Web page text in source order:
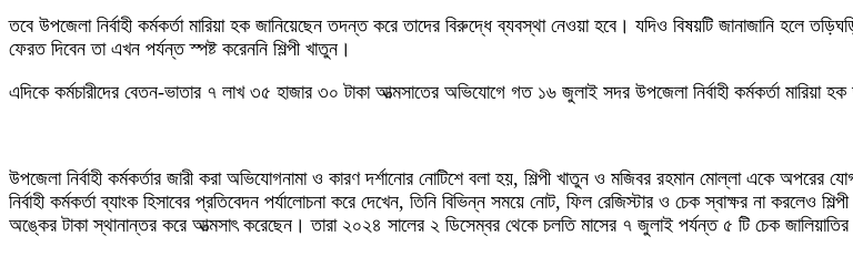
তবে উপজেলা নির্বাহী কর্মকর্তা মারিয়া হক জানিয়েছেন তদন্ত করে তাদের বিরুদ্ধে ব্যবস্থা নেওয়া হবে। যদিও বিষয়টি জানাজানি হলে
ফেরত দিবেন তা এখন পর্যন্ত স্পষ্ট করেননি শিল্পী খাতুন।
এদিকে কর্মচারীদের বেতন-ভাতার ৭ লাখ ৩৫ হাজার ৩০ টাকা আত্মসাতের অভিযোগে গত ১৬ জুলাই সদর উপজেলা নির্বাহী কর্মকর্তা
উপজেলা নির্বাহী কর্মকর্তার জারী করা অভিযোগনামা ও কারণ দর্শানোর নোটিশে বলা হয়, শিল্পী খাতুন ও মজিবর রহমান মোল্লা একে
নির্বাহী কর্মকর্তা ব্যাংক হিসাবের প্রতিবেদন পর্যালোচনা করে দেখেন, তিনি বিভিন্ন সময়ে নোট, ফিল রেজিস্টার ও চেক স্বাক্ষর না করলেও
অঙ্কের টাকা স্থানান্তর করে আত্মসাৎ করেছেন। তারা ২০২৪ সালের ২ ডিসেম্বর থেকে চলতি মাসের ৭ জুলাই পর্যন্ত ৫ টি চেক